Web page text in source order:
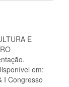
E
em:
I Congresso